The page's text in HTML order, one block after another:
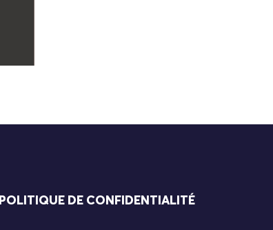
POLITIQUE DE CONFIDENTIALITÉ